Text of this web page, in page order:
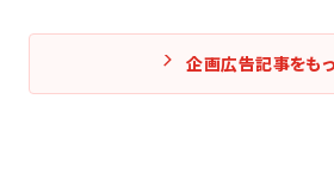
企画広告記事をも